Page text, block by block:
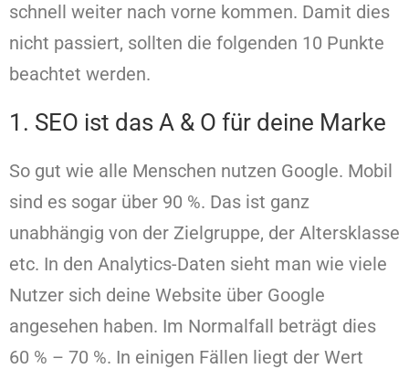
schnell weiter nach vorne kommen. Damit dies
nicht passiert, sollten die folgenden 10 Punkte
beachtet werden.
1. SEO ist das A & O für deine Marke
So gut wie alle Menschen nutzen Google. Mobil
sind es sogar über 90 %. Das ist ganz
unabhängig von der Zielgruppe, der Altersklasse
etc. In den Analytics-Daten sieht man wie viele
Nutzer sich deine Website über Google
angesehen haben. Im Normalfall beträgt dies
60 % – 70 %. In einigen Fällen liegt der Wert